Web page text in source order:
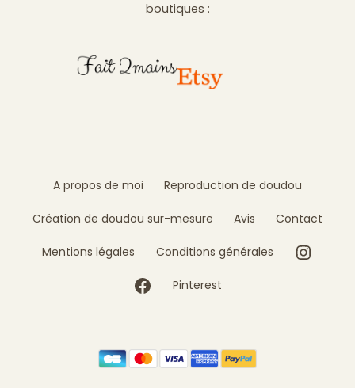
boutiques :
A propos de moi Reproduction de doudou
Création de doudou sur-mesure Avis Contact
Mentions légales Conditions générales
Facebook
Pinterest